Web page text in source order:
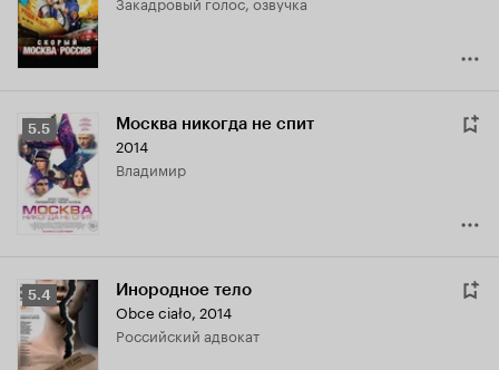
3.8
Рейтинг
Кинопоиска
5.5
5.5 Москва никогда не спит
2014
Владимир
Рейтинг
Кинопоиска
5.4
5.4 Инородное тело
Obce ciało, 2014
российский адвокат